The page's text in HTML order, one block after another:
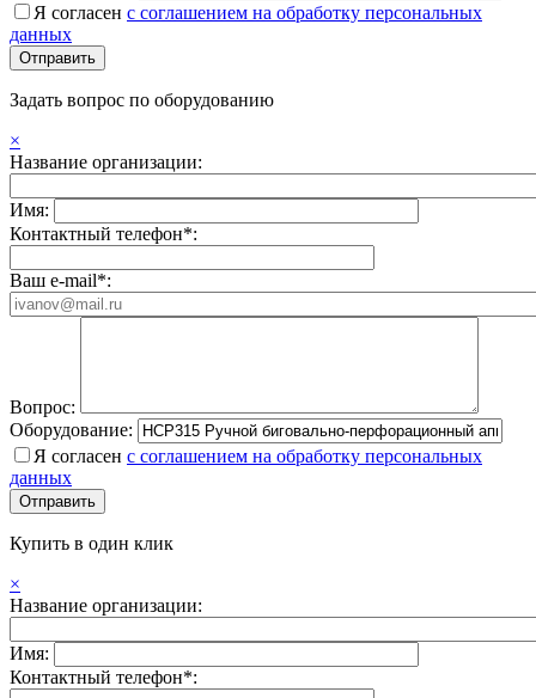
Я согласен с соглашением на обработку персональных
данных
Задать вопрос по оборудованию
×
Название организации:
Имя:
Контактный телефон*:
Ваш e-mail*:
Вопрос:
Оборудование:
Я согласен с соглашением на обработку персональных
данных
Купить в один клик
×
Название организации:
Имя:
Контактный телефон*: